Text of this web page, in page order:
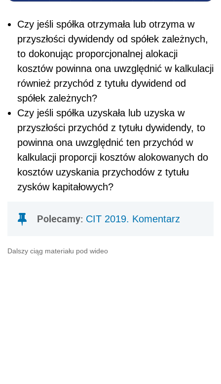
Czy jeśli spółka otrzymała lub otrzyma w
przyszłości dywidendy od spółek zależnych,
to dokonując proporcjonalnej alokacji
kosztów powinna ona uwzględnić w kalkulacji
również przychód z tytułu dywidend od
spółek zależnych?
Czy jeśli spółka uzyskała lub uzyska w
przyszłości przychód z tytułu dywidendy, to
powinna ona uwzględnić ten przychód w
kalkulacji proporcji kosztów alokowanych do
kosztów uzyskania przychodów z tytułu
zysków kapitałowych?
Polecamy: CIT 2019. Komentarz
Dalszy ciąg materiału pod wideo